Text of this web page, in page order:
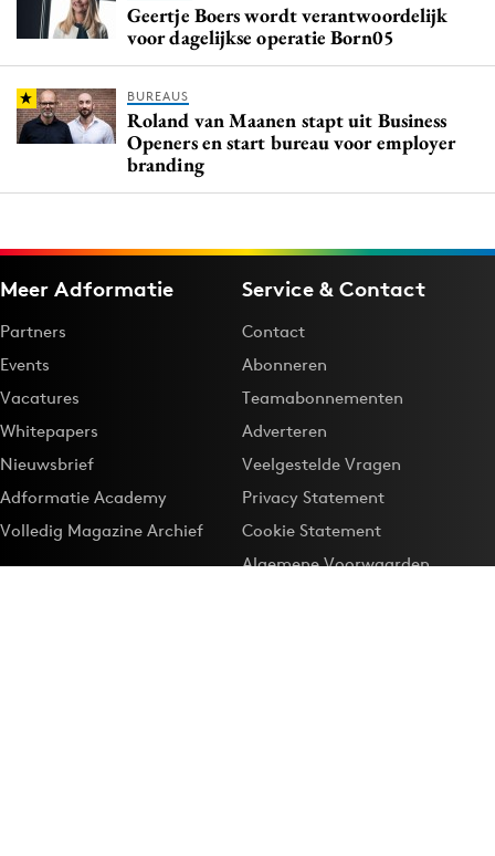
Geertje Boers wordt verantwoordelijk
voor dagelijkse operatie Born05
BUREAUS
Roland van Maanen stapt uit Business
Openers en start bureau voor employer
branding
Meer Adformatie
Partners
Events
Vacatures
Whitepapers
Nieuwsbrief
Adformatie Academy
Volledig Magazine Archief
Service & Contact
Contact
Abonneren
Teamabonnementen
Adverteren
Veelgestelde Vragen
Privacy Statement
Cookie Statement
Algemene Voorwaarden